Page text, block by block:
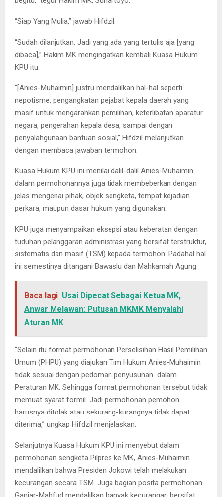
“Siap Yang Mulia,” jawab Hifdzil.
“Sudah dilanjutkan. Jadi yang ada yang tertulis aja [yang
dibaca],” Hakim MK mengingatkan kembali Kuasa Hukum
KPU itu.
“[Anies-Muhaimin] justru mendalilkan hal-hal seperti
nepotisme, pengangkatan pejabat kepala daerah yang
masif untuk mengarahkan pemilihan, keterlibatan aparatur
negara, pengerahan kepala desa, sampai dengan
penyalahgunaan bantuan sosial,” Hifdzil melanjutkan
dengan membaca jawaban termohon.
Kuasa Hukum KPU ini menilai dalil-dalil Anies-Muhaimin
dalam permohonannya juga tidak membeberkan dengan
jelas mengenai pihak, objek sengketa, tempat kejadian
perkara, maupun dasar hukum yang digunakan.
KPU juga menyampaikan eksepsi atau keberatan dengan
tuduhan pelanggaran administrasi yang bersifat terstruktur,
sistematis dan masif (TSM) kepada termohon. Padahal hal
ini semestinya ditangani Bawaslu dan Mahkamah Agung.
Baca lagi Usai Dipecat Sebagai Ketua MK,
Anwar Melawan: Putusan MKMK Menyalahi
Aturan MK
“Selain itu format permohonan Perselisihan Hasil Pemilihan
Umum (PHPU) yang diajukan Tim Hukum Anies-Muhaimin
tidak sesuai dengan pedoman penyusunan dalam
Peraturan MK. Sehingga format permohonan tersebut tidak
memuat syarat formil. Jadi permohonan pemohon
harusnya ditolak atau sekurang-kurangnya tidak dapat
diterima,” ungkap Hifdzil menjelaskan.
Selanjutnya Kuasa Hukum KPU ini menyebut dalam
permohonan sengketa Pilpres ke MK, Anies-Muhaimin
mendalilkan bahwa Presiden Jokowi telah melakukan
kecurangan secara TSM. Juga bagian posita permohonan
Ganjar-Mahfud mendalilkan banyak kecurangan bersifat